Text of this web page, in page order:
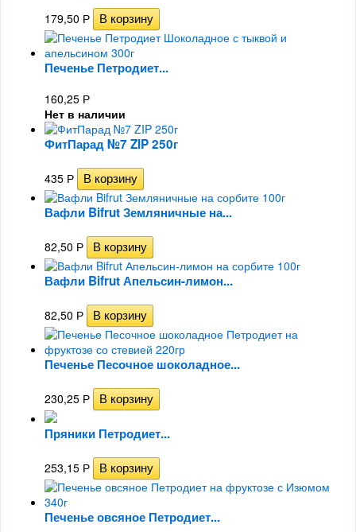
179,50 Р
Печенье Петродиет...
160,25 Р
Нет в наличии
ФитПарад №7 ZIP 250г
435 Р
Вафли Bifrut Земляничные на...
82,50 Р
Вафли Bifrut Апельсин-лимон...
82,50 Р
Печенье Песочное шоколадное...
230,25 Р
Пряники Петродиет...
253,15 Р
Печенье овсяное Петродиет...